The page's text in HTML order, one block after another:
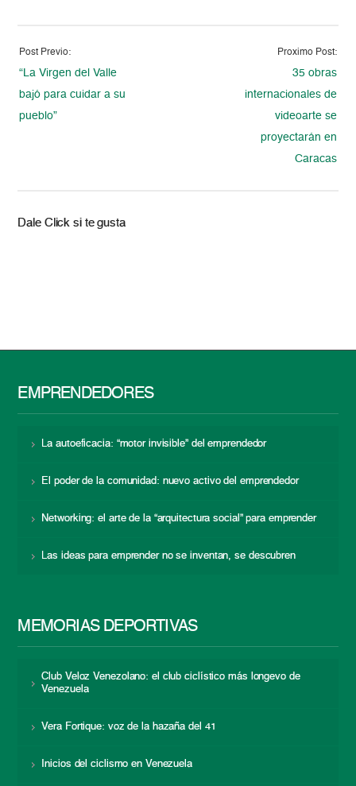
Post Previo:
“La Virgen del Valle
bajó para cuidar a su
pueblo”
Proximo Post:
35 obras
internacionales de
videoarte se
proyectarán en
Caracas
Dale Click si te gusta
EMPRENDEDORES
La autoeficacia: “motor invisible” del emprendedor
El poder de la comunidad: nuevo activo del emprendedor
Networking: el arte de la “arquitectura social” para emprender
Las ideas para emprender no se inventan, se descubren
MEMORIAS DEPORTIVAS
Club Veloz Venezolano: el club ciclístico más longevo de
Venezuela
Vera Fortique: voz de la hazaña del 41
Inicios del ciclismo en Venezuela